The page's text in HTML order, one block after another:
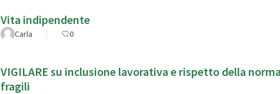
Vita indipendente
Carla 0
VIGILARE su inclusione lavorativa e rispetto della
fragili